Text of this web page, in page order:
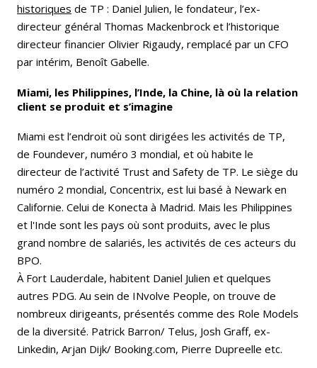
historiques de TP : Daniel Julien, le fondateur, l’ex-
directeur général Thomas Mackenbrock et l’historique
directeur financier Olivier Rigaudy, remplacé par un CFO
par intérim, Benoît Gabelle.
Miami, les Philippines, l’Inde, la Chine, là où la relation
client se produit et s’imagine
Miami est l’endroit où sont dirigées les activités de TP,
de Foundever, numéro 3 mondial, et où habite le
directeur de l’activité Trust and Safety de TP. Le siège du
numéro 2 mondial, Concentrix, est lui basé à Newark en
Californie. Celui de Konecta à Madrid. Mais les Philippines
et l'Inde sont les pays où sont produits, avec le plus
grand nombre de salariés, les activités de ces acteurs du
BPO.
À Fort Lauderdale, habitent Daniel Julien et quelques
autres PDG. Au sein de INvolve People, on trouve de
nombreux dirigeants, présentés comme des Role Models
de la diversité. Patrick Barron/ Telus, Josh Graff, ex-
Linkedin, Arjan Dijk/ Booking.com, Pierre Dupreelle etc.